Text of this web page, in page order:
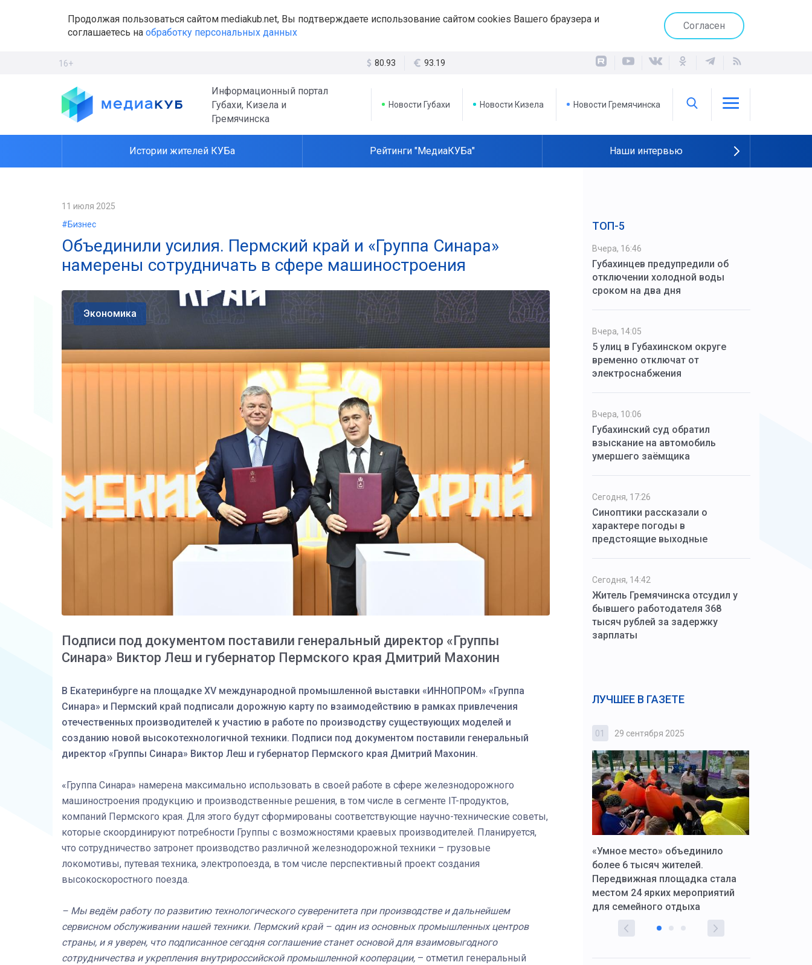
Продолжая пользоваться сайтом mediakub.net, Вы подтверждаете использование сайтом cookies Вашего браузера и
соглашаетесь на обработку персональных данных
Согласен
16+ 80.93 93.19
Информационный портал
Губахи, Кизела и
Гремячинска
Новости Губахи Новости Кизела Новости Гремячинска
Истории жителей КУБа Рейтинги "МедиаКУБа" Наши интервью
11 июля 2025
#Бизнес
Объединили усилия. Пермский край и «Группа Синара»
намерены сотрудничать в сфере машиностроения
Экономика
Подписи под документом поставили генеральный директор «Группы
Синара» Виктор Леш и губернатор Пермского края Дмитрий Махонин
В Екатеринбурге на площадке XV международной промышленной выставки «ИННОПРОМ» «Группа
Синара» и Пермский край подписали дорожную карту по взаимодействию в рамках привлечения
отечественных производителей к участию в работе по производству существующих моделей и
созданию новой высокотехнологичной техники. Подписи под документом поставили генеральный
директор «Группы Синара» Виктор Леш и губернатор Пермского края Дмитрий Махонин.
«Группа Синара» намерена максимально использовать в своей работе в сфере железнодорожного
машиностроения продукцию и производственные решения, в том числе в сегменте IT-продуктов,
компаний Пермского края. Для этого будут сформированы соответствующие научно-технические советы,
которые скоординируют потребности Группы с возможностями краевых производителей. Планируется,
что сотрудничество затронет производство различной железнодорожной техники – грузовые
локомотивы, путевая техника, электропоезда, в том числе перспективный проект создания
высокоскоростного поезда.
– Мы ведём работу по развитию технологического суверенитета при производстве и дальнейшем
сервисном обслуживании нашей техники. Пермский край – один из основных промышленных центров
страны, и я уверен, что подписанное сегодня соглашение станет основой для взаимовыгодного
сотрудничества и укрепления внутрироссийской промышленной кооперации, – отметил генеральный
ТОП-5
Вчера, 16:46
Губахинцев предупредили об
отключении холодной воды
сроком на два дня
Вчера, 14:05
5 улиц в Губахинском округе
временно отключат от
электроснабжения
Вчера, 10:06
Губахинский суд обратил
взыскание на автомобиль
умершего заёмщика
Сегодня, 17:26
Синоптики рассказали о
характере погоды в
предстоящие выходные
Сегодня, 14:42
Житель Гремячинска отсудил у
бывшего работодателя 368
тысяч рублей за задержку
зарплаты
ЛУЧШЕЕ В ГАЗЕТЕ
Штурмовик огня. Казак Алексей
Коробов после возвращения со
мечту
01 29 сентября 2025
«Умное место» объединило
более 6 тысяч жителей.
Передвижная площадка стала
местом 24 ярких мероприятий
для семейного отдыха